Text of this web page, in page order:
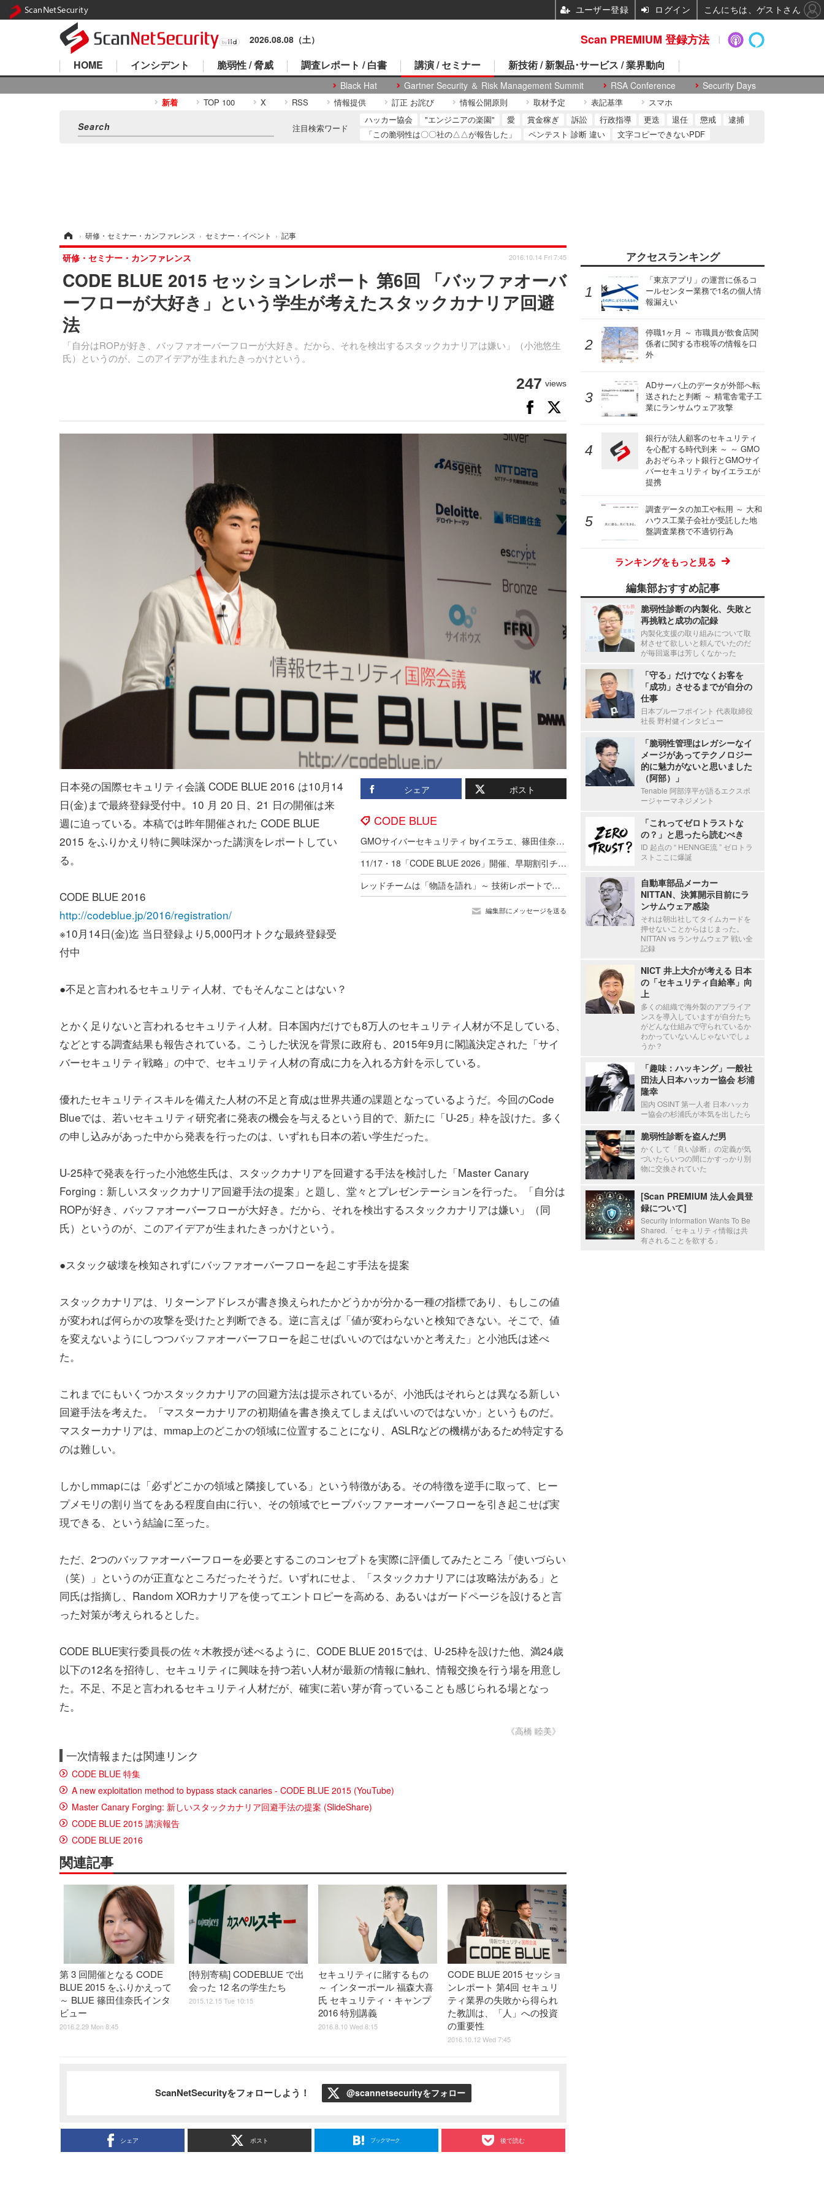
2026.08.08（土）
HOME インシデント 脆弱性 / 脅威 調査レポート / 白書 講演 / セミナー
Black Hat Gartner Security ＆ Risk Management Summit RSA Conference Security Days
新技術 / 新製品･サービス / 業界動向
新着 TOP 100 X RSS 情報提供 訂正 お詫び 情報公開原則 取材予定 表記基準 スマホ
注目検索ワード
ハッカー協会 "エンジニアの楽園" 愛 賞金稼ぎ 訴訟 行政指導 更迭 退任 懲戒
逮捕
「この脆弱性は〇〇社の△△が報告した」
ペンテスト 診断 違い 文字コピーできないPDF
› 研修・セミナー・カンファレンス › セミナー・イベント › 記事
CODE BLUE 2015 セッションレポート 第6回 「バッファオーバ
ーフローが大好き」という学生が考えたスタックカナリア回避
法
「自分はROPが好き、バッファオーバーフローが大好き。だから、それを検出するスタックカナリアは嫌い」（小池悠生
氏）というのが、このアイデアが生まれたきっかけという。
研修・セミナー・カンファレンス 2016.10.14 Fri 7:45
247 views
シェア ポスト
CODE BLUE
GMOサイバーセキュリティ byイエラエ、篠田佳奈氏を社外取締役に選任
11/17・18「CODE BLUE 2026」開催、早期割引チケットの受付を 2/2 から開始
レッドチームは「物語を語れ」～ 技術レポートで組織は動かない、Google が作成するナラティブレポートとは
編集部にメッセージを送る
日本発の国際セキュリティ会議 CODE BLUE 2016 は10月14
日(金)まで最終登録受付中。10 月 20 日、21 日の開催は来
週に迫っている。本稿では昨年開催された CODE BLUE
2015 をふりかえり特に興味深かった講演をレポートしてい
る。
CODE BLUE 2016
http://codeblue.jp/2016/registration/
※10月14日(金)迄 当日登録より5,000円オトクな最終登録受
付中
●不足と言われるセキュリティ人材、でもそんなことはない？
とかく足りないと言われるセキュリティ人材。日本国内だけでも8万人のセキュリティ人材が不足している、
などとする調査結果も報告されている。こうした状況を背景に政府も、2015年9月に閣議決定された「サイ
バーセキュリティ戦略」の中で、セキュリティ人材の育成に力を入れる方針を示している。
優れたセキュリティスキルを備えた人材の不足と育成は世界共通の課題となっているようだ。今回のCode
Blueでは、若いセキュリティ研究者に発表の機会を与えるという目的で、新たに「U-25」枠を設けた。多く
の申し込みがあった中から発表を行ったのは、いずれも日本の若い学生だった。
U-25枠で発表を行った小池悠生氏は、スタックカナリアを回避する手法を検討した「Master Canary
Forging：新しいスタックカナリア回避手法の提案」と題し、堂々とプレゼンテーションを行った。「自分は
ROPが好き、バッファオーバーフローが大好き。だから、それを検出するスタックカナリアは嫌い」（同
氏）というのが、このアイデアが生まれたきっかけという。
●スタック破壊を検知されずにバッファオーバーフローを起こす手法を提案
スタックカナリアは、リターンアドレスが書き換えられたかどうかが分かる一種の指標であり、もしこの値
が変われば何らかの攻撃を受けたと判断できる。逆に言えば「値が変わらないと検知できない。そこで、値
を変えないようにしつつバッファオーバーフローを起こせばいいのではないかと考えた」と小池氏は述べ
た。
これまでにもいくつかスタックカナリアの回避方法は提示されているが、小池氏はそれらとは異なる新しい
回避手法を考えた。「マスターカナリアの初期値を書き換えてしまえばいいのではないか」というものだ。
マスターカナリアは、mmap上のどこかの領域に位置することになり、ASLRなどの機構があるため特定する
のは難しい。
しかしmmapには「必ずどこかの領域と隣接している」という特徴がある。その特徴を逆手に取って、ヒー
プメモリの割り当てをある程度自由に行い、その領域でヒープバッファーオーバーフローを引き起こせば実
現できる、という結論に至った。
ただ、2つのバッファオーバーフローを必要とするこのコンセプトを実際に評価してみたところ「使いづらい
（笑）」というのが正直なところだったそうだ。いずれにせよ、「スタックカナリアには攻略法がある」と
同氏は指摘し、Random XORカナリアを使ってエントロピーを高める、あるいはガードページを設けると言
った対策が考えられるとした。
CODE BLUE実行委員長の佐々木教授が述べるように、CODE BLUE 2015では、U-25枠を設けた他、満24歳
以下の12名を招待し、セキュリティに興味を持つ若い人材が最新の情報に触れ、情報交換を行う場を用意し
た。不足、不足と言われるセキュリティ人材だが、確実に若い芽が育っていることも感じられる場となっ
た。
《高橋 睦美》
一次情報または関連リンク
CODE BLUE 特集
A new exploitation method to bypass stack canaries - CODE BLUE 2015 (YouTube)
Master Canary Forging: 新しいスタックカナリア回避手法の提案 (SlideShare)
CODE BLUE 2015 講演報告
CODE BLUE 2016
関連記事
第 3 回開催となる CODE
BLUE 2015 をふりかえって
～ BLUE 篠田佳奈氏インタ
ビュー
2016.2.29 Mon 8:45
[特別寄稿] CODEBLUE で出
会った 12 名の学生たち
2015.12.15 Tue 10:15
セキュリティに賭するもの
～ インターポール 福森大喜
氏 セキュリティ・キャンプ
2016 特別講義
2016.8.10 Wed 8:15
CODE BLUE 2015 セッショ
ンレポート 第4回 セキュリ
ティ業界の失敗から得られ
た教訓は、「人」への投資
の重要性
2016.10.12 Wed 7:45
ScanNetSecurityをフォローしよう！ @scannetsecurityをフォロー
シェア ポスト ブックマーク 後で読む
アクセスランキング
「東京アプリ」の運営に係るコ
ールセンター業務で1名の個人情
報漏えい
停職1ヶ月 ～ 市職員が飲食店関
係者に関する市税等の情報を口
外
ADサーバ上のデータが外部へ転
送されたと判断 ～ 精電舎電子工
業にランサムウェア攻撃
銀行が法人顧客のセキュリティ
を心配する時代到来 ～ ～ GMO
あおぞらネット銀行とGMOサイ
バーセキュリティ byイエラエが
提携
調査データの加工や転用 ～ 大和
ハウス工業子会社が受託した地
盤調査業務で不適切行為
ランキングをもっと見る
編集部おすすめ記事
脆弱性診断の内製化、失敗と
再挑戦と成功の記録
内製化支援の取り組みについて取
材させて欲しいと頼んでいたのだ
が毎回返事は芳しくなかった
「守る」だけでなくお客を
「成功」させるまでが自分の
仕事
日本プルーフポイント 代表取締役
社長 野村健インタビュー
「脆弱性管理はレガシーなイ
メージがあってテクノロジー
的に魅力がないと思いました
（阿部）」
Tenable 阿部淳平が語るエクスポ
ージャーマネジメント
「これってゼロトラストな
の？」と思ったら読むべき
ID 起点の “ HENNGE流 ” ゼロトラ
ストここに爆誕
自動車部品メーカー
NITTAN、決算開示目前にラ
ンサムウェア感染
それは朝出社してタイムカードを
押せないことからはじまった。
NITTAN vs ランサムウェア 戦い全
記録
NICT 井上大介が考える 日本
の「セキュリティ自給率」向
上
多くの組織で海外製のアプライア
ンスを導入していますが自分たち
がどんな仕組みで守られているか
わかっていないんじゃないでしょ
うか？
「趣味：ハッキング」一般社
団法人日本ハッカー協会 杉浦
隆幸
国内 OSINT 第一人者 日本ハッカ
ー協会の杉浦氏が本気を出したら
脆弱性診断を盗んだ男
かくして「良い診断」の定義が気
づいたらいつの間にかすっかり別
物に交換されていた
[Scan PREMIUM 法人会員登
録について]
Security Information Wants To Be
Shared.「セキュリティ情報は共
有されることを欲する」
Scan PREMIUM 登録方法
ScanNetSecurity ユーザー登録 ログイン こんにちは、ゲストさん